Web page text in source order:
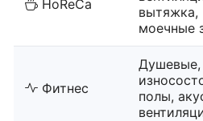
HoReCa
вытяжка,
моечные
Фитнес
Душевые,
полы,